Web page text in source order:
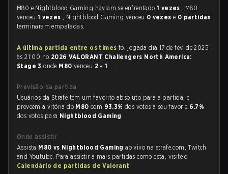
M80 e Nightblood Gaming haviam se enfrentado 1 vezes . M80
venceu 1 vezes , Nightblood Gaming venceu 0 vezese 0 partidas
terminaram empatadas.
A última partida entre os times foi jogada dia 17 de fev. de 2025
às 21:00 no 2026 VALORANT Challengers North America:
Stage 3onde M80 venceu 2 - 1 .
Previsão da partida
Usuários da Strafe tem um favorito absoluto para a partida, e
preveem a vitória do M80com 93.3%dos votos a seu favor e 6.7%
dos votos para Nightblood Gaming .
Onde assistir
Assista M80 vs Nightblood Gamingao vivo na strafe.com, Twitch
and Youtube. Para assistir a mais partidas como esta, visite o
Calendário de partidas de Valorant .